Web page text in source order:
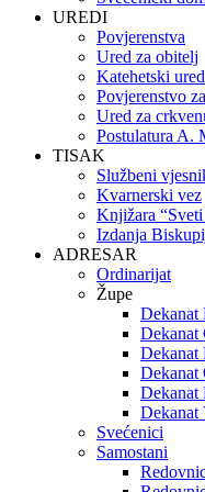
UREDI
Povjerenstva
Ured za obitelj
Katehetski ured
Povjerenstvo
Ured za
Postulatura A.
TISAK
Službeni
Kvarnerski vez
Knjižara
Izdanja
ADRESAR
Ordinarijat
Župe
Dekanat
Dekanat
Dekanat
Svećenici
Samostani